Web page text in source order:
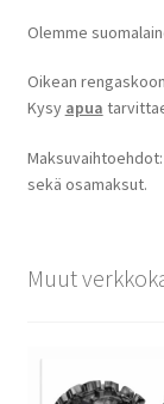
Olemme
Oikean
Kysy apua
sekä osamaksut.
Muut